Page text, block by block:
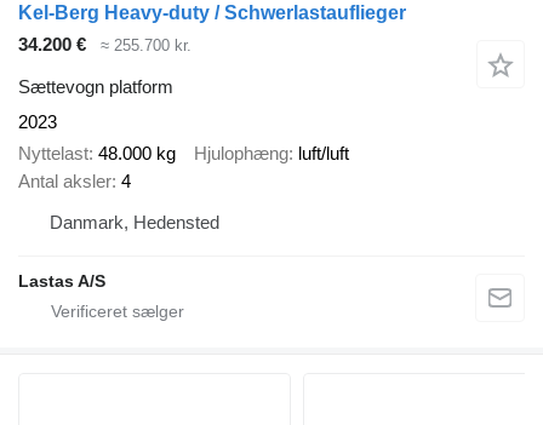
Kel-Berg Heavy-duty / Schwerlastauflieger
34.200 €
≈ 255.700 kr.
Sættevogn platform
2023
Nyttelast 48.000 kg Hjulophæng luft/luft
Antal aksler 4
Danmark, Hedensted
Lastas A/S